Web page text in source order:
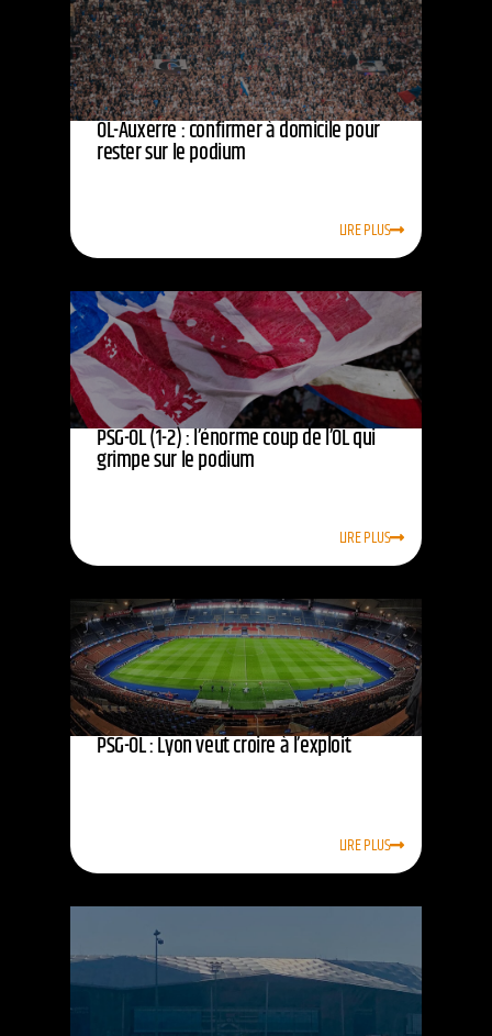
OL-Auxerre : confirmer à domicile pour
rester sur le podium
LIRE PLUS
PSG-OL (1-2) : l’énorme coup de l’OL qui
grimpe sur le podium
LIRE PLUS
PSG-OL : Lyon veut croire à l’exploit
LIRE PLUS